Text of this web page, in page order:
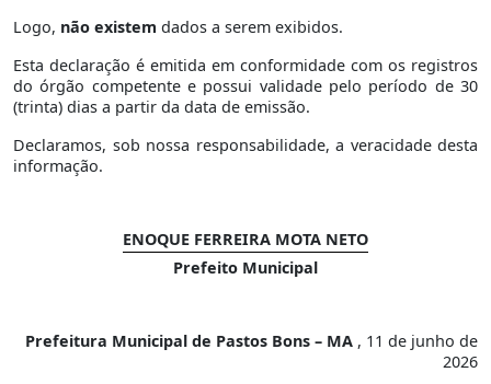
Logo, não existem dados a serem exibidos.
Esta declaração é emitida em conformidade com os registros
do órgão competente e possui validade pelo período de 30
(trinta) dias a partir da data de emissão.
Declaramos, sob nossa responsabilidade, a veracidade desta
informação.
ENOQUE FERREIRA MOTA NETO
Prefeito Municipal
Prefeitura Municipal de Pastos Bons – MA , 11 de junho de
2026